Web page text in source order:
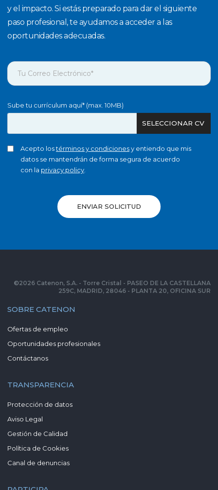
y el impacto. Si estás preparado para dar el siguiente
paso profesional, te ayudamos a acceder a las
oportunidades adecuadas.
Sube tu currículum aquí* (max. 10MB)
SELECCIONAR CV
Acepto lostérminos y condicionesy entiendo que mis
datos se mantendrán de forma segura de acuerdo
con la privacy policy
ENVIAR SOLICITUD
SOBRE CATENON
Ofertas de empleo
Oportunidades profesionales
Contáctanos
TRANSPARENCIA
Protección de datos
Aviso Legal
Gestión de Calidad
Política de Cookies
Canal de denuncias
©2026 Catenon, S.A. - Torre Cristal - PASEO DE LA CASTELLANA
259C, MADRID, 28046 - PLANTA 20, OFICINA SUR